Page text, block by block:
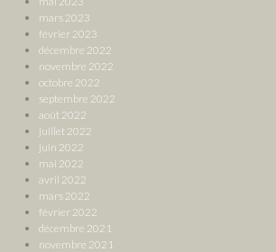
mars 2023
février 2023
décembre 2022
novembre 2022
octobre 2022
septembre 2022
août 2022
juillet 2022
juin 2022
mai 2022
avril 2022
mars 2022
février 2022
décembre 2021
novembre 2021